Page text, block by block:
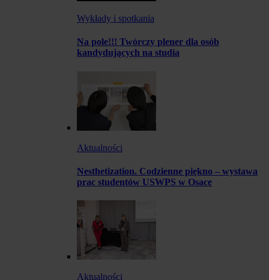
Wykłady i spotkania
Na pole!!! Twórczy plener dla osób
kandydujących na studia
Aktualności
Nesthetization. Codzienne piękno – wystawa
prac studentów USWPS w Osace
Aktualności